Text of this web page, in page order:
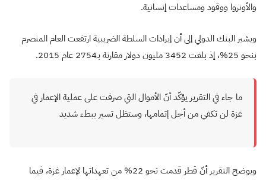
والأونروا ووقود ومساعدات إنسانية.
ويشير البنك الدولي إلى أن إيرادات السلطة الضريبية ارتفعت العام المنصرم
بنحو 25%، إذ بلغت 3452 مليون دولار مقارنة بـ2754 عام 2015
.
ما جاء في التقرير يؤكّد أنّ الأموال التي صرفت على عملية الإعمار في
غزة لن تكفي من أجل إتمامها، وستظل تسير ببطء شديد
ويوضح التقرير أنّ قطر قدمت نحو 22% من تعهداتها لإعمار غزة، فيما